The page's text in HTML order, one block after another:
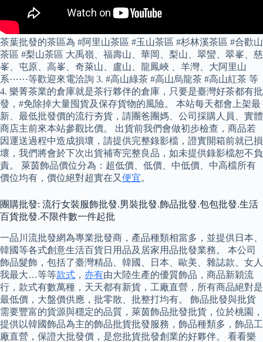
茶葉批發的茶區為 #阿里山茶區 #玉山茶區 #杉林溪茶區 #合歡山
茶區 #梨山茶區 大禹嶺、福壽山、華岡、梨山、翠蠻、翠峯、慈
峯、屯原、高峯、奇萊山、盧山、龍鳳峽 、羊灣、大阿里山
系⋯⋯等歡迎來電洽詢 3. #高山綠茶 #高山烏龍茶 #高山紅茶 等
4. 樂菁茶業的倉庫就是茶行夥伴的倉庫，只要是臺灣好茶都有批
發，#免除掉大量囤貨及保存貨物的風險。 本站每天都會上架最
新、最低批發價的流行夯貨，請團爸團媽、公司採購人員、實體
商店主前來本站參觀比價。 出貨前我們會做初步檢查，商品若
因運送過程中造成損壞，請提供完整錄影檔，證實開箱前就已損
壞，我們將會於下次出貨補寄完整良品，如未提供錄影檔恕不負
責。 萊茵飾品價位分為：超低價、低價、中低價、中高檔所有
價位均有，價位絕對超實在又 便宜。
團購批發: 流行女裝服飾批發.男裝批發.飾品批發.包包批發.生活
百貨批發.不限件數一件起批
一品川流批發網為專業批發商，產品種類相當多，並提供日本、
韓國等各式創意生活百貨日用品及居家用品批發業務。 本公司
飾品髮飾，包括了臺灣精品、韓國、日本、歐美、雜誌款、女人
我最大…等等款式 ， 亦有由大陸生產的優質飾品，商品新穎流
行，款式有數萬種，天天都有新貨，工廠直營，所有商品絕對是
最低價，大盤價供應，批零散、批整打均有。 飾品批發與批貨
需要豐富的貨源與穩定的品質，萊茵飾品批發批貨，位於桃園，
提供以韓國飾品為主的飾品批貨批發服務，飾品種類多，飾品工
廠直營，保證大批發價，是您批貨批發創業的好夥伴。 看看樂